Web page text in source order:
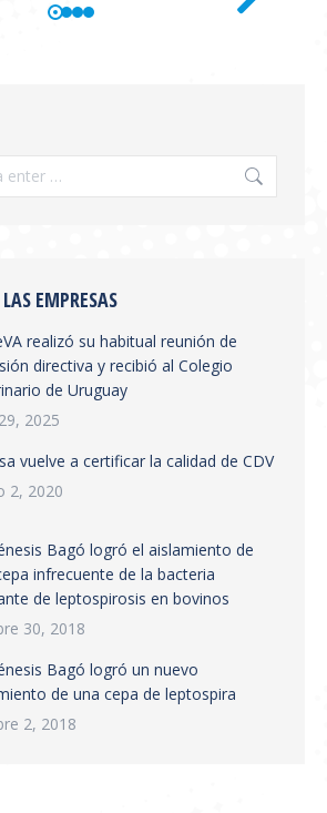
RESOLUCIÓN
654/2026
de Trazabilidad El
la creación del Sistema
de Trazabilidad de
(SIGTRAZAVET) y la
de la Receta Veterinaria
principales:…
EMPRESAS
realizó su habitual reunión de
directiva y recibió al Colegio
de Uruguay
2025
vuelve a certificar la calidad de CDV
2, 2020
Bagó logró el aislamiento de
infrecuente de la bacteria
de leptospirosis en bovinos
30, 2018
Bagó logró un nuevo
de una cepa de leptospira
2, 2018